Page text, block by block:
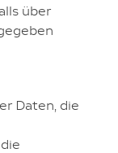
über
Daten, die